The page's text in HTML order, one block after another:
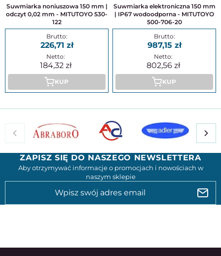
Suwmiarka noniuszowa 150 mm |
odczyt 0,02 mm - MITUTOYO 530-
122
226,71
184,32
KUP
Suwmiarka elektroniczna 150 mm
| IP67 wodoodporna - MITUTOYO
500-706-20
987,15
802,56
KUP
ZAPISZ SIĘ DO NASZEGO NEWSLETTERA
Aby otrzymywać informacje o promocjach i nowościach w
naszym sklepie